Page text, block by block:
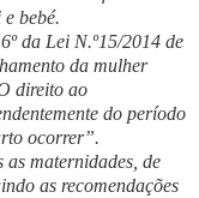
bebé.
da Lei N.º15/2014 de
da mulher
direito ao
do período
ocorrer”.
as maternidades, de
as recomendações